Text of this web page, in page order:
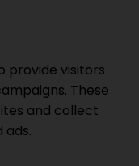
provide visitors
These
and collect